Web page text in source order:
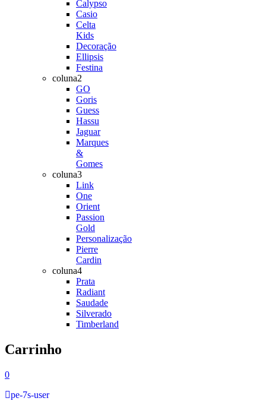
Calypso
Casio
Celta
Kids
Decoração
Ellipsis
Festina
coluna2
GO
Goris
Guess
Hassu
Jaguar
Marques
&
Gomes
coluna3
Link
One
Orient
Passion
Gold
Personalização
Pierre
Cardin
coluna4
Prata
Radiant
Saudade
Silverado
Timberland
Carrinho
0
pe-7s-user